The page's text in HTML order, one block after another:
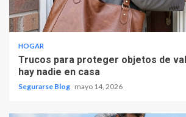
HOGAR
Trucos para proteger objetos de
hay nadie en casa
Segurarse Blog mayo 14, 2026